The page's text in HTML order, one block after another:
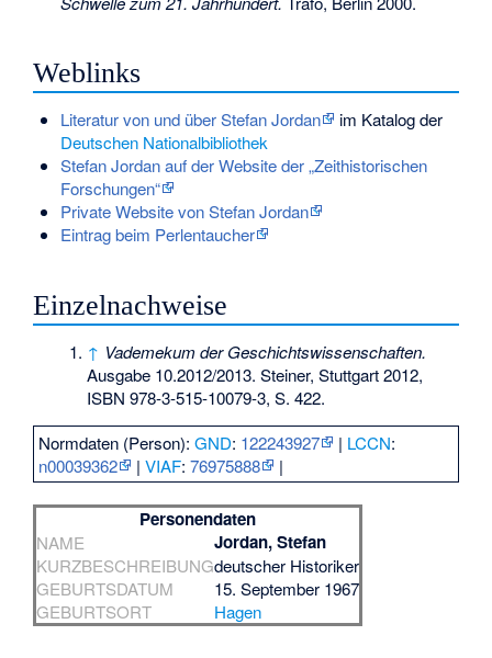
Weblinks
Literatur von und über Stefan Jordan
im Katalog der
Deutschen Nationalbibliothek
Stefan Jordan auf der Website der „Zeithistorischen
Forschungen“
Private Website von Stefan Jordan
Eintrag beim Perlentaucher
Einzelnachweise
↑ Vademekum der Geschichtswissenschaften.
Ausgabe 10.2012/2013. Steiner, Stuttgart 2012,
ISBN 978-3-515-10079-3, S. 422.
Normdaten (Person):GND: 122243927 | LCCN:
n00039362
|VIAF:76975888 |
Personendaten
NAME Jordan, Stefan
KURZBESCHREIBUNGdeutscher Historiker
GEBURTSDATUM
15. September 1967
GEBURTSORT
Hagen